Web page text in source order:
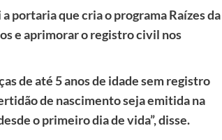
portaria que cria o programa Raízes da
e aprimorar o registro civil nos
de até 5 anos de idade sem registro
de nascimento seja emitida na
o primeiro dia de vida”, disse.